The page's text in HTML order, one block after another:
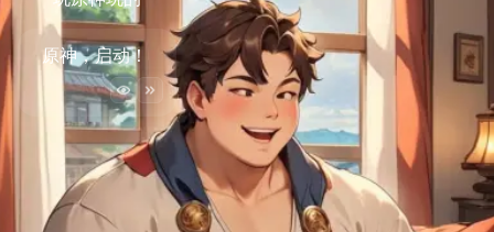
原神，启动！